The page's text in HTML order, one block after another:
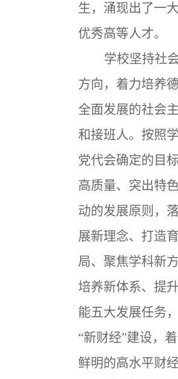
生，涌现出了一
优秀高等人才。
学校坚持社
方向，着力培养
全面发展的社会
和接班人。按照
党代会确定的目
高质量、突出特
动的发展原则，
展新理念、打造
局、聚焦学科新
培养新体系、提
能五大发展任务
“新财经”建设，
鲜明的高水平财经